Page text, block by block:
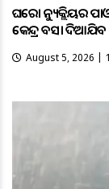
ଘରୋଇ ନ୍ୟୁକ୍ଲିୟର
କେନ୍ଦ୍ର ବସାଇ
August 5, 2026 |